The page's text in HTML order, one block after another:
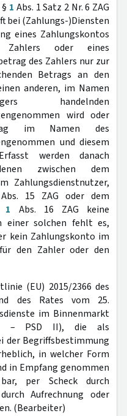
1 Abs. 1 Satz 2 Nr. 6 ZAG
bei (Zahlungs-)Diensten
eines Zahlungskontos
oder eines
des Zahlers nur zur
Betrags an den
anderen, im Namen
handelnden
wird oder
im Namen des
und diesem
werden danach
zwischen dem
Zahlungsdienstnutzer,
Abs. 15 ZAG oder dem
1 Abs. 16 ZAG keine
einer solchen fehlt es,
kein Zahlungskonto im
den Zahler oder den
(EU) 2015/2366 des
des Rates vom 25.
im Binnenmarkt
– PSD II), die als
der Begriffsbestimmung
in welcher Form
in Empfang genommen
per Scheck durch
Aufrechnung oder
(Bearbeiter)